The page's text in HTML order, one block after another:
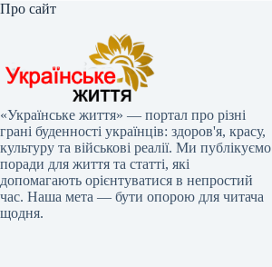
Про сайт
«Українське життя» — портал про різні
грані буденності українців: здоров'я, красу,
культуру та військові реалії. Ми публікуємо
поради для життя та статті, які
допомагають орієнтуватися в непростий
час. Наша мета — бути опорою для читача
щодня.